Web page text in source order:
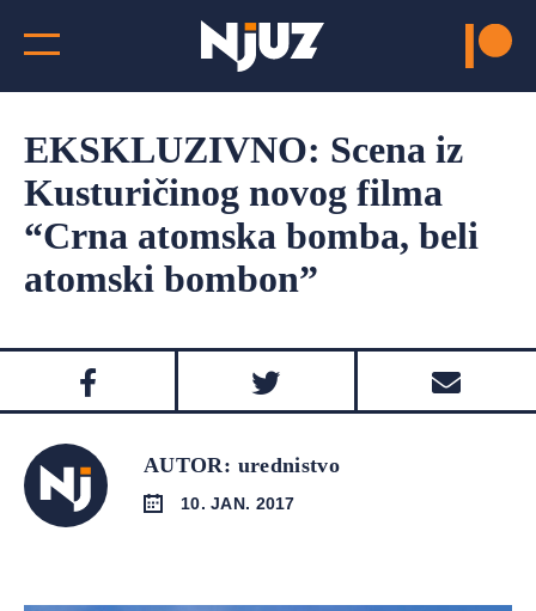
EKSKLUZIVNO: Scena iz
Kusturičinog novog filma
“Crna atomska bomba, beli
atomski bombon”
AUTOR: urednistvo
10. JAN. 2017